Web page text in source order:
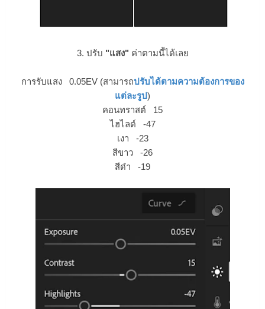
3. ปรับ "แสง" ค่าตามนี้ได้เลย
การรับแสง 0.05EV (สามารถปรับได้ตามความต้องการของ
แต่ละรูป)
คอนทราสต์ 15
ไฮไลต์ -47
เงา -23
สีขาว -26
สีดำ -19